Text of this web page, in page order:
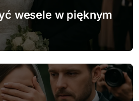
wesele w pięknym